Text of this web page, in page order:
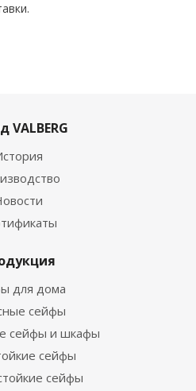
VALBERG
для дома
сейфы
сейфы и шкафы
сейфы
сейфы